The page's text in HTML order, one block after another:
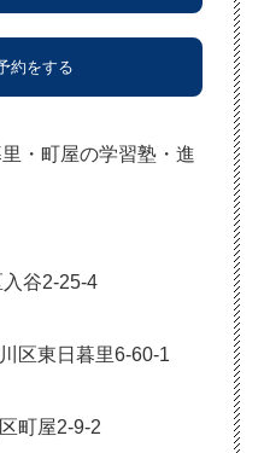
約をする
・町屋の学習塾・進
谷2-25-4
区東日暮里6-60-1
町屋2-9-2